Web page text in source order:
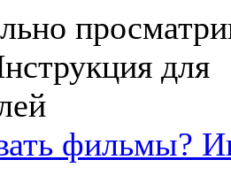
фильмы?